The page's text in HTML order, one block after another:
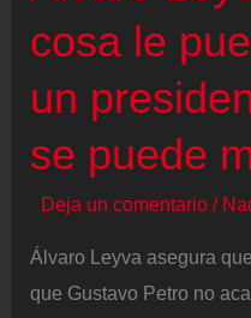
desplazamientos
al
cosa le
un
se puede
Deja un comentario /
Álvaro Leyva asegura
que Gustavo Petro no